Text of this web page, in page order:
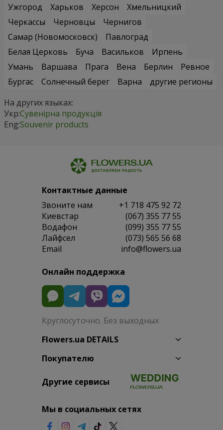
Ужгород
Харьков Херсон
Хмельницкий
Черкассы
Черновцы
Чернигов
Самар (Новомосковск)
Павлоград
Белая Церковь
Буча Васильков
Ирпень
Умань
Варшава Прага Вена Берлин
Ревное
Бургас
Солнечный берег Варна
другие регионы
На других языках:
Укр:Сувенірна продукція
Eng:Souvenir products
Контактные данные
Звоните нам
+1 718 475 92 72
Киевстар
(067) 355 77 55
Водафон
(099) 355 77 55
Лайфсел
(073) 565 56 68
Email
info@flowers.ua
Онлайн поддержка
Круглосуточно. Без выходных
Flowers.ua DETAILS
Покупателю
Другие сервисы
Мы в социальных сетях